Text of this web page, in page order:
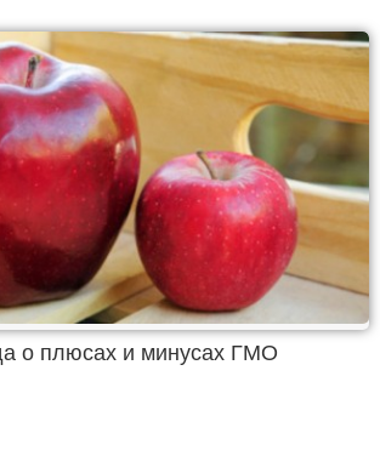
о плюсах и минусах ГМО